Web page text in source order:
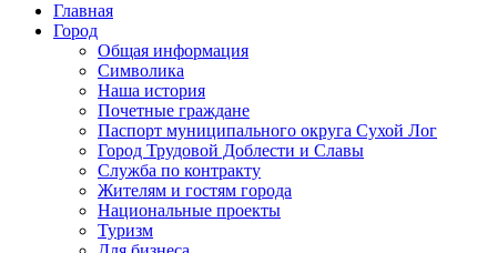
Главная
Город
Общая информация
Символика
Наша история
Почетные граждане
Паспорт муниципального округа Сухой Лог
Город Трудовой Доблести и Славы
Служба по контракту
Жителям и гостям города
Национальные проекты
Туризм